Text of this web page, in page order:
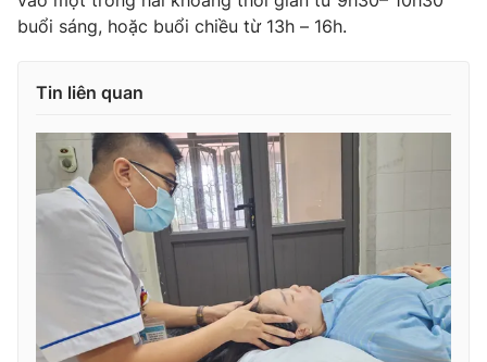
Ðiện thoại Thời báo VTV:024.66 897 897
toasoan@vtv.vn
buổi sáng, hoặc buổi chiều từ 13h – 16h.
Tin liên quan